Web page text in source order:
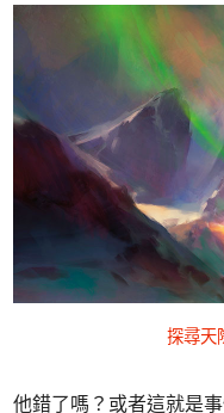
探尋天
他錯了嗎？或者這就是